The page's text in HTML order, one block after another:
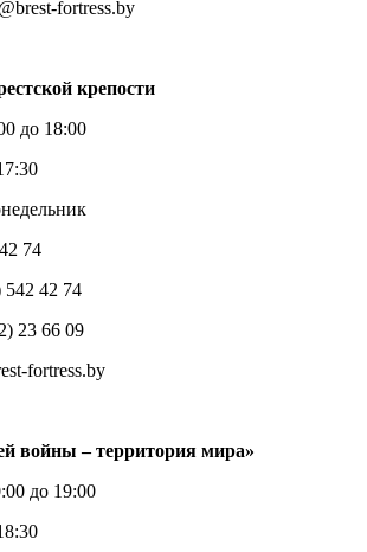
fortress.by
крепости
до 18:00
74
542 42 74
23 66 09
fortress.by
войны – территория мира»
до 19:00